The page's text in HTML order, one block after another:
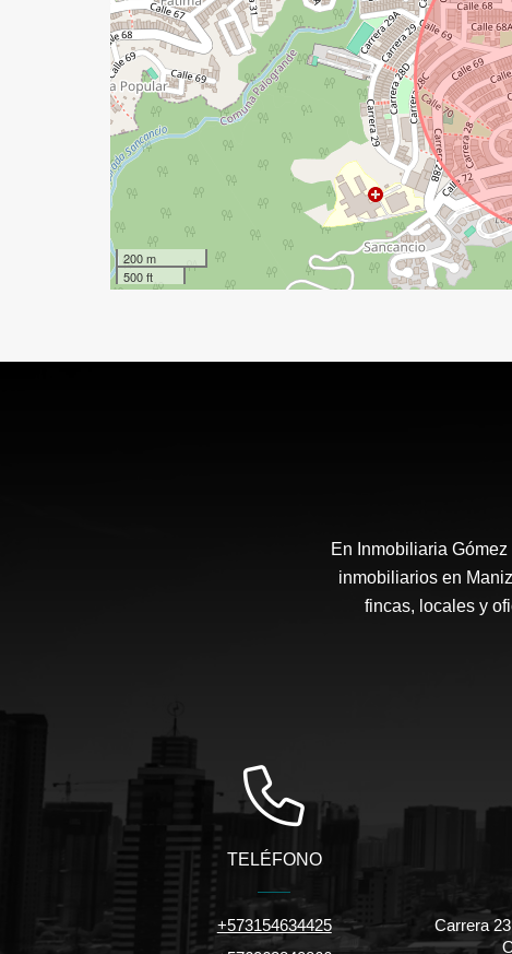
200 m
500 ft
En Inmobiliaria
inmobiliarios en
fincas, locales y
TELÉFONO
+573154634425
Carrera